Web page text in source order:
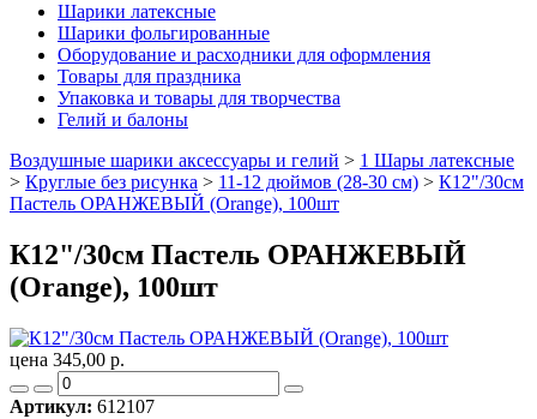
Шарики латексные
Шарики фольгированные
Оборудование и расходники для оформления
Товары для праздника
Упаковка и товары для творчества
Гелий и балоны
Воздушные шарики аксессуары и гелий > 1 Шары латексные
> Круглые без рисунка > 11-12 дюймов (28-30 см) > К12"/30см
Пастель ОРАНЖЕВЫЙ (Orange), 100шт
К12"/30см Пастель ОРАНЖЕВЫЙ
(Orange), 100шт
цена 345,00 р.
Артикул: 612107